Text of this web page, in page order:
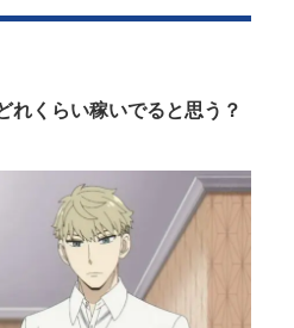
」と思って中...
子さん、わずか3,000円をもら
れくらい稼いでると思う？